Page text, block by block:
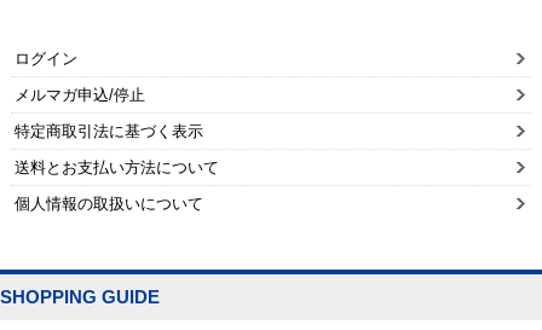
ログイン
メルマガ申込/停止
特定商取引法に基づく表示
送料とお支払い方法について
個人情報の取扱いについて
SHOPPING GUIDE